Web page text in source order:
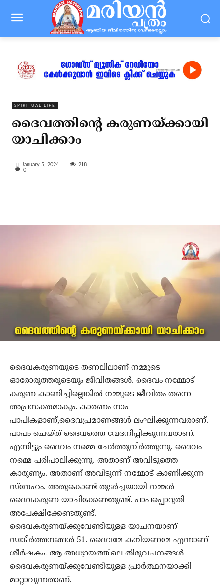
SPIRITUAL LIFE
ദൈവത്തിന്റെ കരുണയ്ക്കായി
യാചിക്കാം
January 5, 2024
218
0
ദൈവകരുണയുടെ തണലിലാണ് നമ്മുടെ
ഓരോരുത്തരുടെയും ജീവിതങ്ങള്‍. ദൈവം നമ്മോട്
കരുണ കാണിച്ചില്ലെങ്കില്‍ നമ്മുടെ ജീവിതം തന്നെ
അപ്രസക്തമാകും. കാരണം നാം
പാപികളാണ്,ദൈവപ്രമാണങ്ങള്‍ ലംഘിക്കുന്നവരാണ്.
പാപം ചെയ്ത് ദൈവത്തെ വേദനിപ്പിക്കുന്നവരാണ്.
എന്നിട്ടും ദൈവം നമ്മെ ചേര്‍ത്തുനിര്‍ത്തുന്നു. ദൈവം
നമ്മെ പരിപാലിക്കുന്നു. അതാണ് അവിടുത്തെ
കാരുണ്യം. അതാണ് അവിടുന്ന് നമ്മോട് കാണിക്കുന്ന
സ്‌നേഹം. അതുകൊണ്ട് തുടര്‍ച്ചയായി നമ്മള്‍
ദൈവകരുണ യാചിക്കേണ്ടതുണ്ട്. പാപപ്പൊറുതി
അപേക്ഷിക്കേണ്ടതുണ്ട്.
ദൈവകരുണയ്ക്കുവേണ്ടിയുള്ള യാചനയാണ്
സങ്കീര്‍ത്തനങ്ങള്‍ 51. ദൈവമേ കനിയണമേ എന്നാണ്
ശീര്‍ഷകം. ആ അധ്യായത്തിലെ തിരുവചനങ്ങള്‍
ദൈവകരുണയ്ക്കുവേണ്ടിയുള്ള പ്രാര്‍ത്ഥനയാക്കി
മാറ്റാവുന്നതാണ്.